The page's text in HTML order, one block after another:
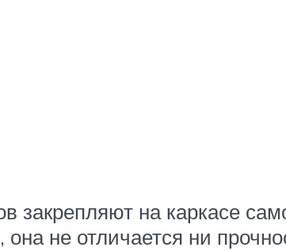
на каркасе
не отличается ни